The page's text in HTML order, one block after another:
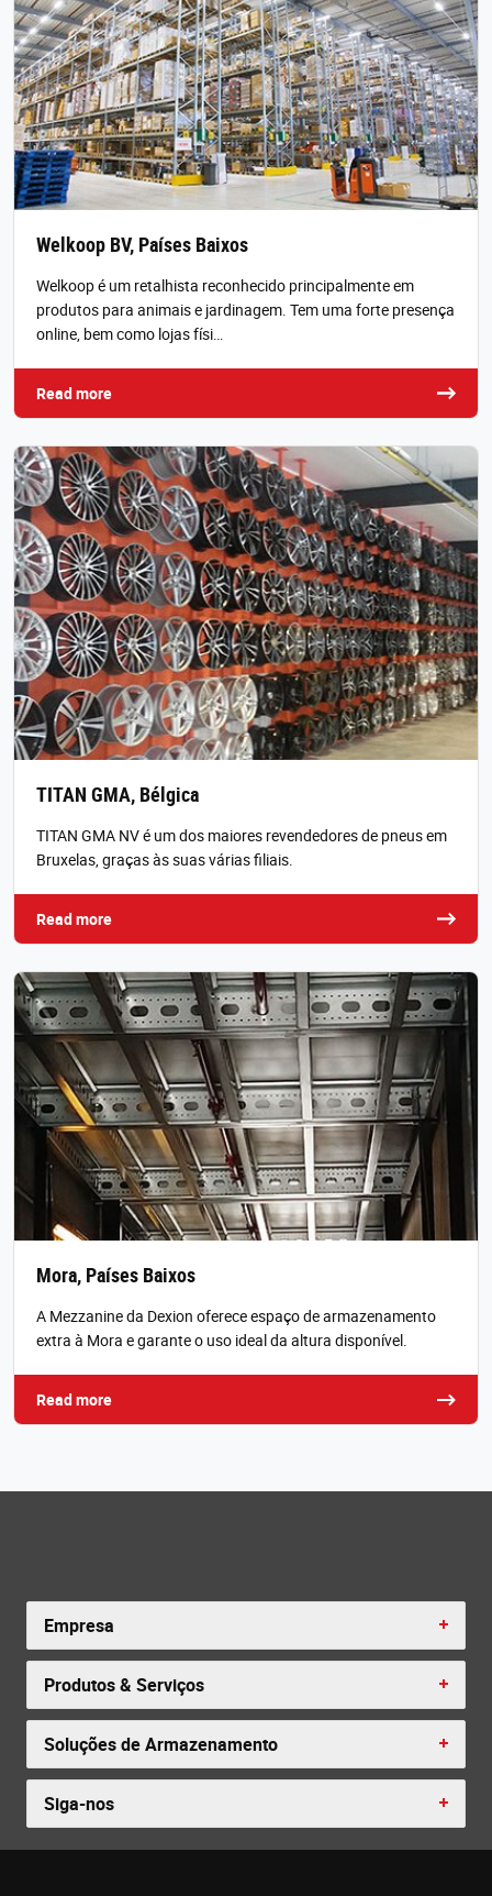
Welkoop BV, Países Baixos
Welkoop é um retalhista reconhecido principalmente em
produtos para animais e jardinagem. Tem uma forte presença
online, bem como lojas físi…
Read more
TITAN GMA, Bélgica
TITAN GMA NV é um dos maiores revendedores de pneus em
Bruxelas, graças às suas várias filiais.
Read more
Mora, Países Baixos
A Mezzanine da Dexion oferece espaço de armazenamento
extra à Mora e garante o uso ideal da altura disponível.
Read more
Empresa
Produtos & Serviços
Soluções de Armazenamento
Siga-nos